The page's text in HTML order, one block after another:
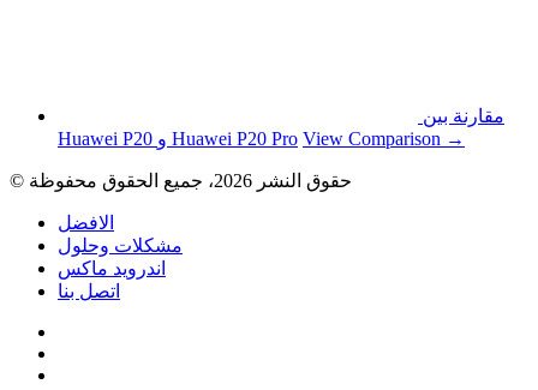
مقارنة بين
Huawei P20 و Huawei P20 Pro View Comparison →
الافضل
مشكلات وحلول
اندرويد ماكس
اتصل بنا